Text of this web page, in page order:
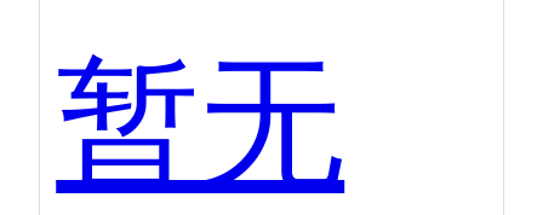
暂无